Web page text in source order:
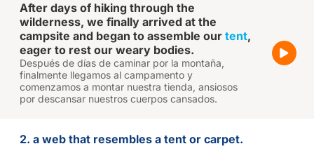
After days of hiking through the
wilderness, we finally arrived at the
campsite and began to assemble our tent,
eager to rest our weary bodies.
Después de días de caminar por la montaña,
finalmente llegamos al campamento y
comenzamos a montar nuestra tienda, ansiosos
por descansar nuestros cuerpos cansados.
2. a web that resembles a tent or carpet.